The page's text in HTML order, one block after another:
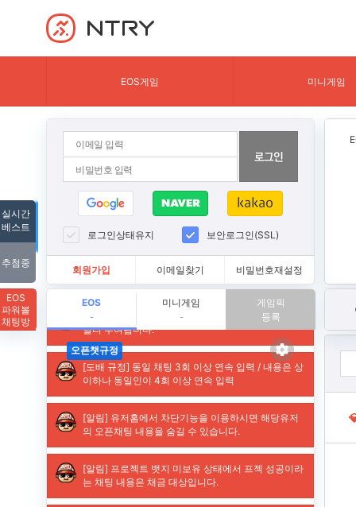
NTRY
EOS게임 미니게임
로그인상태유지 보안로그인(SSL)
회원가입 이메일찾기 비밀번호재설정
EOS
-
미니게임
-
게임픽
등록
실시간
베스트
추첨중
EOS
파워볼
채팅방